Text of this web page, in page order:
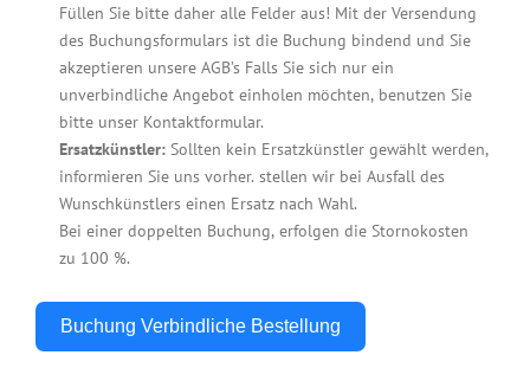
Füllen Sie bitte daher alle Felder aus! Mit der Versendung
des Buchungsformulars ist die Buchung bindend und Sie
akzeptieren unsere AGB’s Falls Sie sich nur ein
unverbindliche Angebot einholen möchten, benutzen Sie
bitte unser Kontaktformular.
Ersatzkünstler: Sollten kein Ersatzkünstler gewählt werden,
informieren Sie uns vorher. stellen wir bei Ausfall des
Wunschkünstlers einen Ersatz nach Wahl.
Bei einer doppelten Buchung, erfolgen die Stornokosten
zu 100 %.
Buchung Verbindliche Bestellung